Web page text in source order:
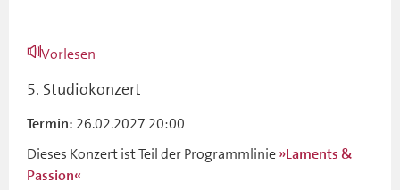
Vorlesen
5. Studiokonzert
Termin: 26.02.2027 20:00
Dieses Konzert ist Teil der Programmlinie »Laments &
Passion«